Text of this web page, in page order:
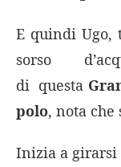
E quindi Ugo,
sorso
di questa
polo, nota che
Inizia a girarsi